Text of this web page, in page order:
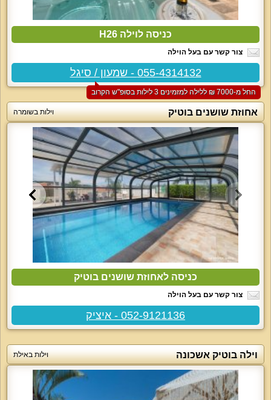
כניסה לוילה H26
צור קשר עם בעל הוילה
055-4314132 - שמעון / סיגל
החל מ-‏7000 ₪ ללילה למזמינים 3 לילות בסופ"ש הקרוב
אחוזת שושנים בוטיק וילות בשומרה
כניסה לאחוזת שושנים בוטיק
צור קשר עם בעל הוילה
052-9121136 - איציק
וילה בוטיק אשכונה וילות באילת